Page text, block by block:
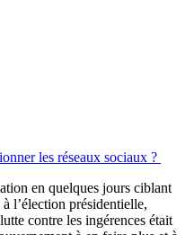
les réseaux sociaux ?
en quelques jours ciblant
l’élection présidentielle,
contre les ingérences était